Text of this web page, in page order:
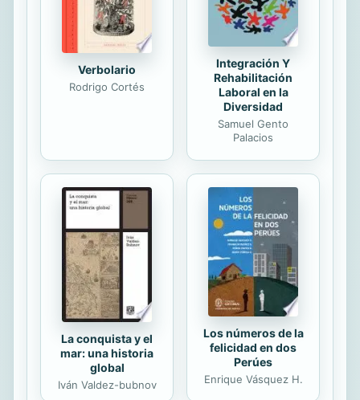
ambiental, sobre todo en...
Verbolario
Rodrigo Cortés
Integración Y
Rehabilitación
Laboral en la
Diversidad
Samuel Gento
Palacios
La conquista y el
mar: una historia
global
Iván Valdez-bubnov
Los números de la
felicidad en dos
Perúes
Enrique Vásquez H.